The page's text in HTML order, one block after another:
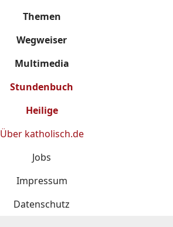
Themen
Wegweiser
Multimedia
Stundenbuch
Heilige
Über katholisch.de
Jobs
Impressum
Datenschutz